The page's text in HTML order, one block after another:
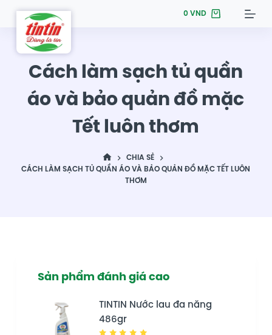
S
0VND
Cách làm sạch tủ quần
áo và bảo quản đồ mặc
Tết luôn thơm
CHIA SẺ
CÁCH LÀM SẠCH TỦ QUẦN ÁO VÀ BẢO QUẢN ĐỒ MẶC TẾT LUÔN
THƠM
Sản phẩm đánh giá cao
TINTIN Nước lau đa năng
486gr